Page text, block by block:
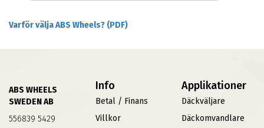
Varför välja ABS Wheels? (PDF)
ABS WHEELS
SWEDEN AB
556839 5429
Info
Betal / Finans
Villkor
Applikationer
Däckväljare
Däckomvandlare